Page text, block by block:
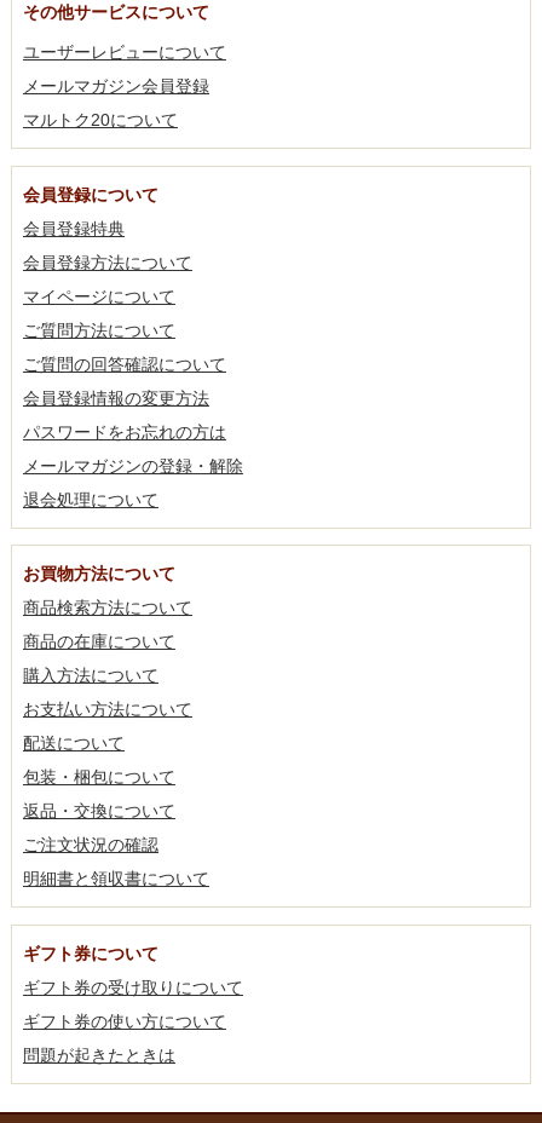
その他サービスについて
ユーザーレビューについて
メールマガジン会員登録
マルトク20について
会員登録について
会員登録特典
会員登録方法について
マイページについて
ご質問方法について
ご質問の回答確認について
会員登録情報の変更方法
パスワードをお忘れの方は
メールマガジンの登録・解除
退会処理について
お買物方法について
商品検索方法について
商品の在庫について
購入方法について
お支払い方法について
配送について
包装・梱包について
返品・交換について
ご注文状況の確認
明細書と領収書について
ギフト券について
ギフト券の受け取りについて
ギフト券の使い方について
問題が起きたときは